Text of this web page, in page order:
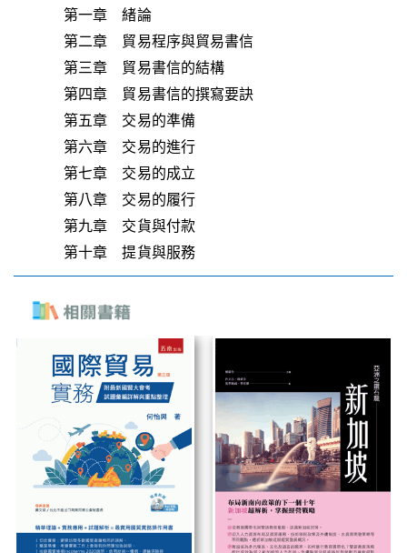
第一章 緒論
第二章 貿易程序與貿易書信
第三章 貿易書信的結構
第四章 貿易書信的撰寫要訣
第五章 交易的準備
第六章 交易的進行
第七章 交易的成立
第八章 交易的履行
第九章 交貨與付款
第十章 提貨與服務